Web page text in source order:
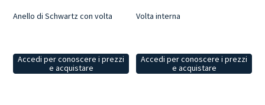
Anello di Schwartz con volta
Accedi per conoscere i prezzi
e acquistare
Volta interna
Accedi per conoscere i prezzi
e acquistare